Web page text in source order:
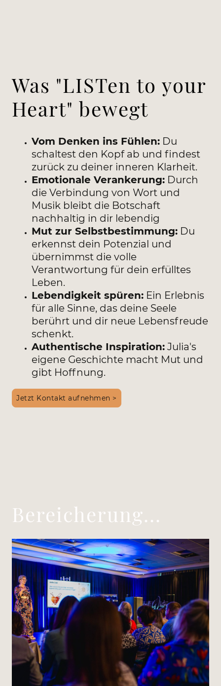
Was "LISTen to your
Heart" bewegt
Vom Denken ins Fühlen: Du
schaltest den Kopf ab und findest
zurück zu deiner inneren Klarheit.
Emotionale Verankerung: Durch
die Verbindung von Wort und
Musik bleibt die Botschaft
nachhaltig in dir lebendig
Mut zur Selbstbestimmung: Du
erkennst dein Potenzial und
übernimmst die volle
Verantwortung für dein erfülltes
Leben.
Lebendigkeit spüren: Ein Erlebnis
für alle Sinne, das deine Seele
berührt und dir neue Lebensfreude
schenkt.
Authentische Inspiration: Julia's
eigene Geschichte macht Mut und
gibt Hoffnung.
Jetzt Kontakt aufnehmen >
Bereicherung...